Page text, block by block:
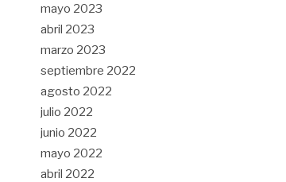
mayo 2023
abril 2023
marzo 2023
septiembre 2022
agosto 2022
julio 2022
junio 2022
mayo 2022
abril 2022